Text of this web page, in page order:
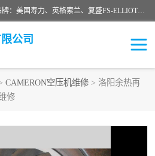
绍兴金戈贸易有限公司主要经营品牌：美国寿力、英格索兰、复盛FS-ELLIOTT，库伯COOPER、阿特拉斯等品牌空压机及配件销售；承接全厂空气压缩机管理、维护保养；节能改造；气体干燥机销售、维护、维修、保养。销售各种品牌空压机空气滤芯、油滤芯、油气分离器；精密过滤器滤芯；除油雾滤芯；抽真空滤芯，消音器，疏水器。劳务承接：全厂空压机维修保养工程，安装工程；移机或汰换工程；节能改造工程等。
公司
CAMERON空压机维修 > 洛阳余热再
修